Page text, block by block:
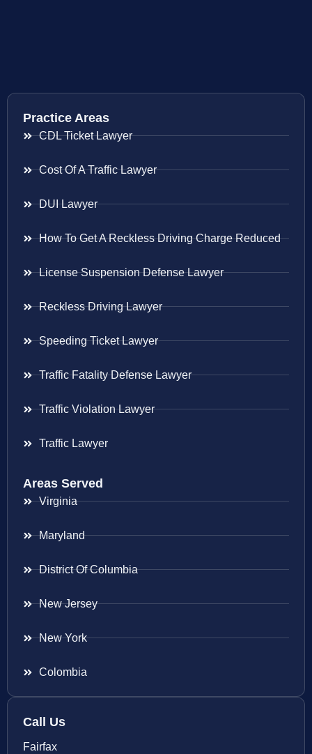
Practice Areas
CDL Ticket Lawyer
Cost Of A Traffic Lawyer
DUI Lawyer
How To Get A Reckless Driving Charge Reduced
License Suspension Defense Lawyer
Reckless Driving Lawyer
Speeding Ticket Lawyer
Traffic Fatality Defense Lawyer
Traffic Violation Lawyer
Traffic Lawyer
Areas Served
Virginia
Maryland
District Of Columbia
New Jersey
New York
Colombia
Call Us
Fairfax